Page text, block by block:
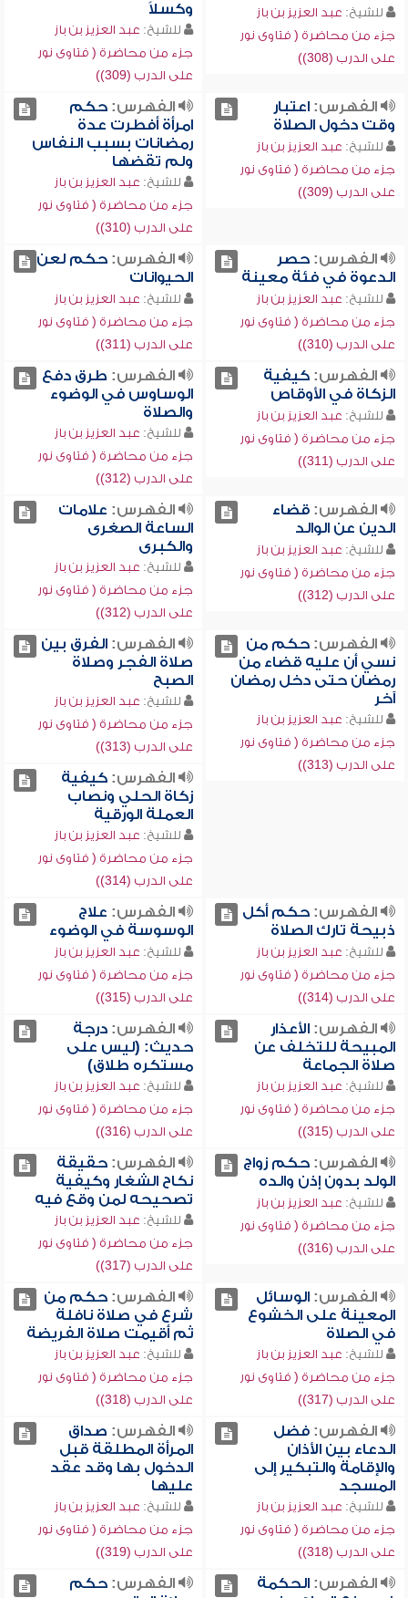
للشيخ: عبد العزيز بن باز
جزء من محاضرة ( فتاوى نور
على الدرب (308))
وكسلاً
للشيخ: عبد العزيز بن باز
جزء من محاضرة ( فتاوى نور
على الدرب (309))
الفهرس:اعتبار
وقت دخول الصلاة
للشيخ: عبد العزيز بن باز
جزء من محاضرة ( فتاوى نور
على الدرب (309))
الفهرس:حكم
امرأة أفطرت عدة
رمضانات بسبب النفاس
ولم تقضها
للشيخ: عبد العزيز بن باز
جزء من محاضرة ( فتاوى نور
على الدرب (310))
الفهرس:حصر
الدعوة في فئة معينة
للشيخ: عبد العزيز بن باز
جزء من محاضرة ( فتاوى نور
على الدرب (310))
الفهرس:حكم لعن
الحيوانات
للشيخ: عبد العزيز بن باز
جزء من محاضرة ( فتاوى نور
على الدرب (311))
الفهرس:كيفية
الزكاة في الأوقاص
للشيخ: عبد العزيز بن باز
جزء من محاضرة ( فتاوى نور
على الدرب (311))
الفهرس: طرق دفع
الوساوس في الوضوء
والصلاة
للشيخ: عبد العزيز بن باز
جزء من محاضرة ( فتاوى نور
على الدرب (312))
الفهرس:قضاء
الدين عن الوالد
للشيخ: عبد العزيز بن باز
جزء من محاضرة ( فتاوى نور
على الدرب (312))
الفهرس: علامات
الساعة الصغرى
والكبرى
للشيخ: عبد العزيز بن باز
جزء من محاضرة ( فتاوى نور
على الدرب (312))
الفهرس:حكم من
نسي أن عليه قضاء من
رمضان حتى دخل رمضان
آخر
للشيخ: عبد العزيز بن باز
جزء من محاضرة ( فتاوى نور
على الدرب (313))
الفهرس:الفرق بين
صلاة الفجر وصلاة
الصبح
للشيخ: عبد العزيز بن باز
جزء من محاضرة ( فتاوى نور
على الدرب (313))
الفهرس:كيفية
زكاة الحلي ونصاب
العملة الورقية
للشيخ: عبد العزيز بن باز
جزء من محاضرة ( فتاوى نور
على الدرب (314))
الفهرس:حكم أكل
ذبيحة تارك الصلاة
للشيخ: عبد العزيز بن باز
جزء من محاضرة ( فتاوى نور
على الدرب (314))
الفهرس: علاج
الوسوسة في الوضوء
للشيخ: عبد العزيز بن باز
جزء من محاضرة ( فتاوى نور
على الدرب (315))
الفهرس:الأعذار
المبيحة للتخلف عن
صلاة الجماعة
للشيخ: عبد العزيز بن باز
جزء من محاضرة ( فتاوى نور
على الدرب (315))
الفهرس:درجة
حديث: (ليس على
مستكره طلاق)
للشيخ: عبد العزيز بن باز
جزء من محاضرة ( فتاوى نور
على الدرب (316))
الفهرس:حكم زواج
الولد بدون إذن والده
للشيخ: عبد العزيز بن باز
جزء من محاضرة ( فتاوى نور
على الدرب (316))
الفهرس:حقيقة
نكاح الشغار وكيفية
تصحيحه لمن وقع فيه
للشيخ: عبد العزيز بن باز
جزء من محاضرة ( فتاوى نور
على الدرب (317))
الفهرس:الوسائل
المعينة على الخشوع
في الصلاة
للشيخ: عبد العزيز بن باز
جزء من محاضرة ( فتاوى نور
على الدرب (317))
الفهرس:حكم من
شرع في صلاة نافلة
ثم أقيمت صلاة الفريضة
للشيخ: عبد العزيز بن باز
جزء من محاضرة ( فتاوى نور
على الدرب (318))
الفهرس:فضل
الدعاء بين الأذان
والإقامة والتبكير إلى
المسجد
للشيخ: عبد العزيز بن باز
جزء من محاضرة ( فتاوى نور
على الدرب (318))
الفهرس: صداق
المرأة المطلقة قبل
الدخول بها وقد عقد
عليها
للشيخ: عبد العزيز بن باز
جزء من محاضرة ( فتاوى نور
على الدرب (319))
الفهرس:الحكمة
الفهرس:حكم